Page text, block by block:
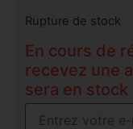
Rupture de stock
En cours de
recevez une
sera en stock